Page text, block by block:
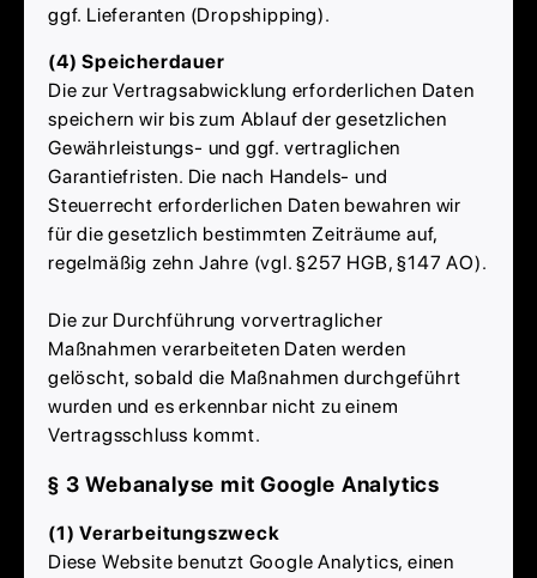
ggf. Lieferanten (Dropshipping).
(4) Speicherdauer
Die zur Vertragsabwicklung erforderlichen Daten
speichern wir bis zum Ablauf der gesetzlichen
Gewährleistungs- und ggf. vertraglichen
Garantiefristen. Die nach Handels- und
Steuerrecht erforderlichen Daten bewahren wir
für die gesetzlich bestimmten Zeiträume auf,
regelmäßig zehn Jahre (vgl. §257 HGB, §147 AO).
Die zur Durchführung vorvertraglicher
Maßnahmen verarbeiteten Daten werden
gelöscht, sobald die Maßnahmen durchgeführt
wurden und es erkennbar nicht zu einem
Vertragsschluss kommt.
§ 3 Webanalyse mit Google Analytics
(1) Verarbeitungszweck
Diese Website benutzt Google Analytics, einen